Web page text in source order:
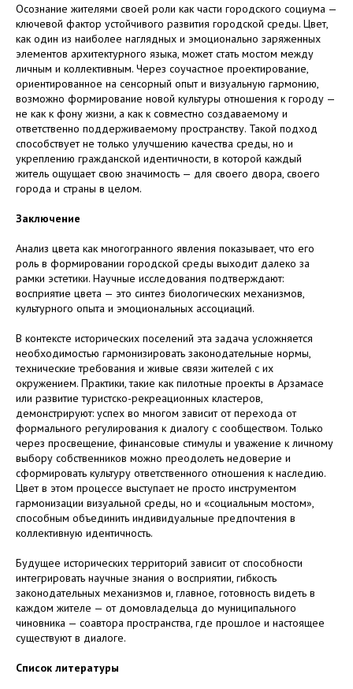
Осознание жителями своей роли как части городского социума —
ключевой фактор устойчивого развития городской среды. Цвет,
как один из наиболее наглядных и эмоционально заряженных
элементов архитектурного языка, может стать мостом между
личным и коллективным. Через соучастное проектирование,
ориентированное на сенсорный опыт и визуальную гармонию,
возможно формирование новой культуры отношения к городу —
не как к фону жизни, а как к совместно создаваемому и
ответственно поддерживаемому пространству. Такой подход
способствует не только улучшению качества среды, но и
укреплению гражданской идентичности, в которой каждый
житель ощущает свою значимость — для своего двора, своего
города и страны в целом.
Заключение
Анализ цвета как многогранного явления показывает, что его
роль в формировании городской среды выходит далеко за
рамки эстетики. Научные исследования подтверждают:
восприятие цвета — это синтез биологических механизмов,
культурного опыта и эмоциональных ассоциаций.
В контексте исторических поселений эта задача усложняется
необходимостью гармонизировать законодательные нормы,
технические требования и живые связи жителей с их
окружением. Практики, такие как пилотные проекты в Арзамасе
или развитие туристско-рекреационных кластеров,
демонстрируют: успех во многом зависит от перехода от
формального регулирования к диалогу с сообществом. Только
через просвещение, финансовые стимулы и уважение к личному
выбору собственников можно преодолеть недоверие и
сформировать культуру ответственного отношения к наследию.
Цвет в этом процессе выступает не просто инструментом
гармонизации визуальной среды, но и «социальным мостом»,
способным объединить индивидуальные предпочтения в
коллективную идентичность.
Будущее исторических территорий зависит от способности
интегрировать научные знания о восприятии, гибкость
законодательных механизмов и, главное, готовность видеть в
каждом жителе — от домовладельца до муниципального
чиновника — соавтора пространства, где прошлое и настоящее
существуют в диалоге.
Список литературы